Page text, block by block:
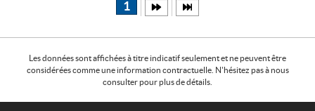
1
Les données sont affichées à titre indicatif seulement et ne peuvent être
considérées comme une information contractuelle. N'hésitez pas à nous
consulter pour plus de détails.